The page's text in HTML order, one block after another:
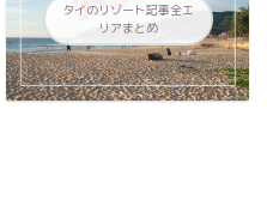
タイのリゾート記事全エ
リアまとめ